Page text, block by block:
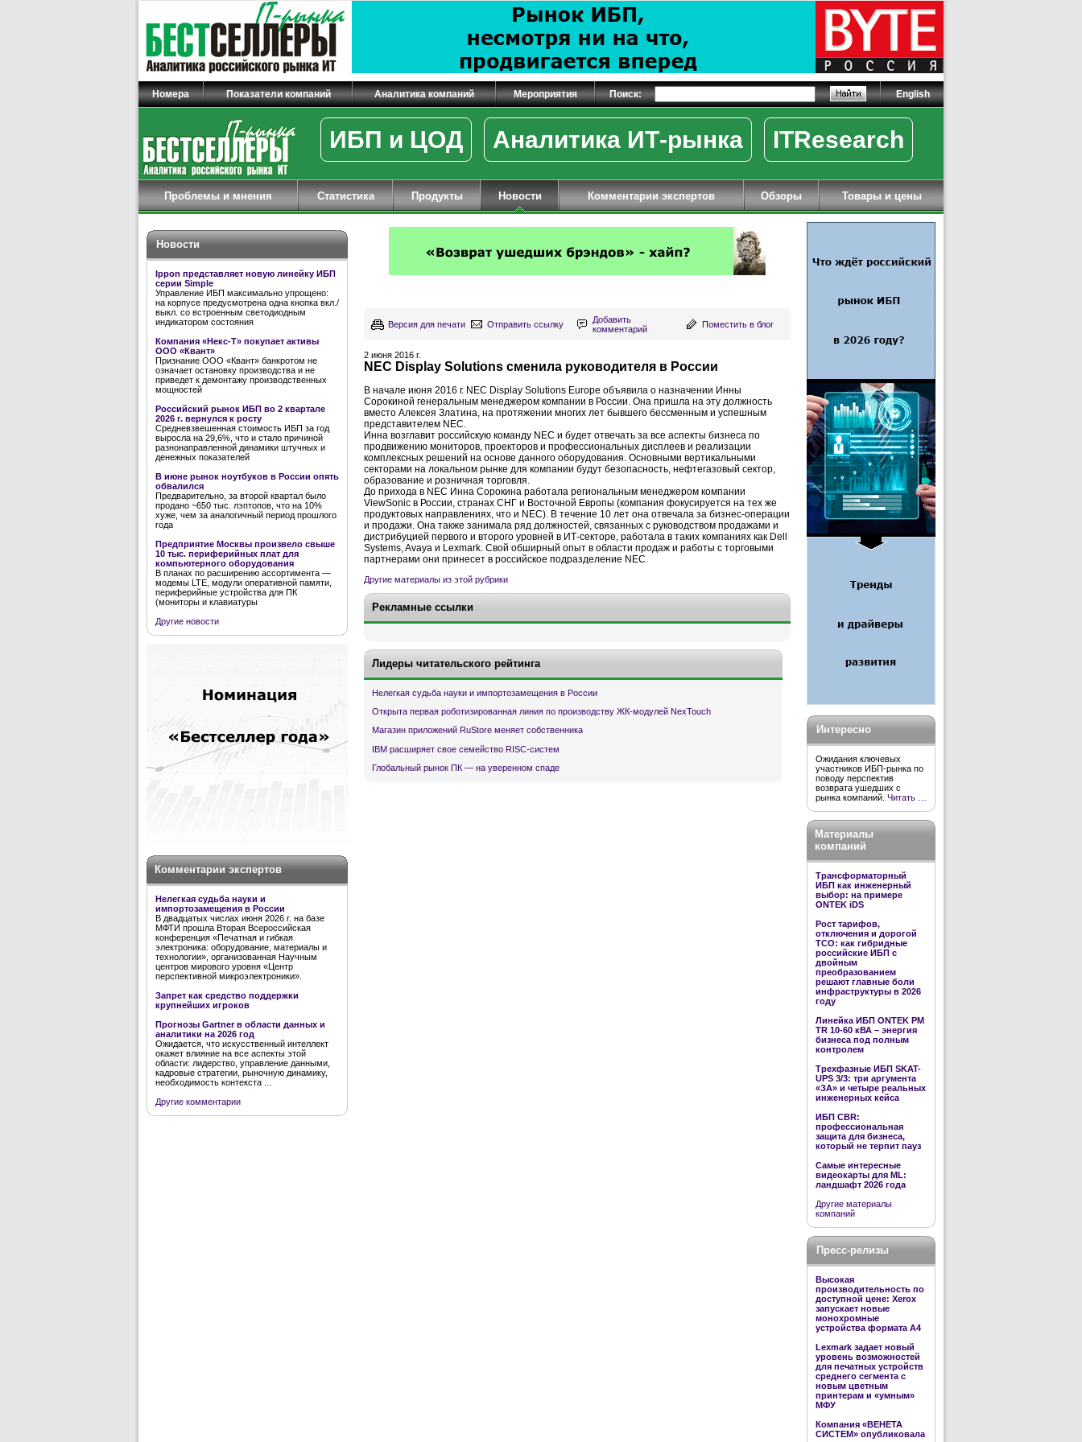
Номера Показатели компаний Аналитика компаний Мероприятия Поиск: English
ИБП и ЦОД Аналитика ИТ-рынка ITResearch
Проблемы и мнения Статистика Продукты Новости Комментарии экспертов Обзоры Товары и цены
Новости
Ippon представляет новую линейку ИБП
серии Simple
Управление ИБП максимально упрощено:
на корпусе предусмотрена одна кнопка вкл./
выкл. со встроенным светодиодным
индикатором состояния
Компания «Некс-Т» покупает активы
ООО «Квант»
Признание ООО «Квант» банкротом не
означает остановку производства и не
приведет к демонтажу производственных
мощностей
Российский рынок ИБП во 2 квартале
2026 г. вернулся к росту
Средневзвешенная стоимость ИБП за год
выросла на 29,6%, что и стало причиной
разнонаправленной динамики штучных и
денежных показателей
В июне рынок ноутбуков в России опять
обвалился
Предварительно, за второй квартал было
продано ~650 тыс. лэптопов, что на 10%
хуже, чем за аналогичный период прошлого
года
Предприятие Москвы произвело свыше
10 тыс. периферийных плат для
компьютерного оборудования
В планах по расширению ассортимента —
модемы LTE, модули оперативной памяти,
периферийные устройства для ПК
(мониторы и клавиатуры
Другие новости
Комментарии экспертов
Нелегкая судьба науки и
импортозамещения в России
В двадцатых числах июня 2026 г. на базе
МФТИ прошла Вторая Всероссийская
конференция «Печатная и гибкая
электроника: оборудование, материалы и
технологии», организованная Научным
центров мирового уровня «Центр
перспективной микроэлектроники».
Запрет как средство поддержки
крупнейших игроков
Прогнозы Gartner в области данных и
аналитики на 2026 год
Ожидается, что искусственный интеллект
окажет влияние на все аспекты этой
области: лидерство, управление данными,
кадровые стратегии, рыночную динамику,
необходимость контекста ...
Другие комментарии
Версия для печати Отправить ссылку
Добавить
комментарий
Поместить в блог
2 июня 2016 г.
NEC Display Solutions сменила руководителя в России
В начале июня 2016 г. NEC Display Solutions Europe объявила о назначении Инны
Сорокиной генеральным менеджером компании в России. Она пришла на эту должность
вместо Алексея Златина, на протяжении многих лет бывшего бессменным и успешным
представителем NEC.
Инна возглавит российскую команду NEC и будет отвечать за все аспекты бизнеса по
продвижению мониторов, проекторов и профессиональных дисплеев и реализации
комплексных решений на основе данного оборудования. Основными вертикальными
секторами на локальном рынке для компании будут безопасность, нефтегазовый сектор,
образование и розничная торговля.
До прихода в NEC Инна Сорокина работала региональным менеджером компании
ViewSonic в России, странах СНГ и Восточной Европы (компания фокусируется на тех же
продуктовых направлениях, что и NEC). В течение 10 лет она отвечала за бизнес-операции
и продажи. Она также занимала ряд должностей, связанных с руководством продажами и
дистрибуцией первого и второго уровней в ИТ-секторе, работала в таких компаниях как Dell
Systems, Avaya и Lexmark. Свой обширный опыт в области продаж и работы с торговыми
партнерами они принесет в российское подразделение NEC.
Другие материалы из этой рубрики
Рекламные ссылки
Лидеры читательского рейтинга
Нелегкая судьба науки и импортозамещения в России
Открыта первая роботизированная линия по производству ЖК-модулей NexTouch
Магазин приложений RuStore меняет собственника
IBM расширяет свое семейство RISC-систем
Глобальный рынок ПК — на уверенном спаде
Интересно
Ожидания ключевых
участников ИБП-рынка по
поводу перспектив
возврата ушедших с
рынка компаний. Читать …
Материалы
компаний
Трансформаторный
ИБП как инженерный
выбор: на примере
ONTEK iDS
Рост тарифов,
отключения и дорогой
TCO: как гибридные
российские ИБП с
двойным
преобразованием
решают главные боли
инфраструктуры в 2026
году
Линейка ИБП ONTEK PM
TR 10-60 кВА – энергия
бизнеса под полным
контролем
Трехфазные ИБП SKAT-
UPS 3/3: три аргумента
«ЗА» и четыре реальных
инженерных кейса
ИБП CBR:
профессиональная
защита для бизнеса,
который не терпит пауз
Самые интересные
видеокарты для ML:
ландшафт 2026 года
Другие материалы
компаний
Пресс-релизы
Высокая
производительность по
доступной цене: Xerox
запускает новые
монохромные
устройства формата А4
Lexmark задает новый
уровень возможностей
для печатных устройств
среднего сегмента с
новым цветным
принтерам и «умным»
МФУ
Компания «ВЕНЕТА
СИСТЕМ» опубликовала